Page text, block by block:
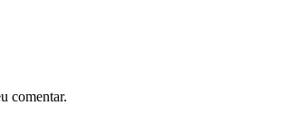
comentar.